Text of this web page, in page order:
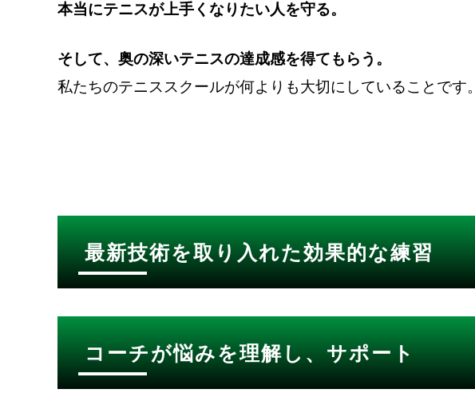
本当にテニスが上手くなりたい人を守る。
そして、奥の深いテニスの達成感を得てもらう。
私たちのテニススクールが何よりも大切にしていることです。
最新技術を取り入れた効果的な練習
コーチが悩みを理解し、サポート